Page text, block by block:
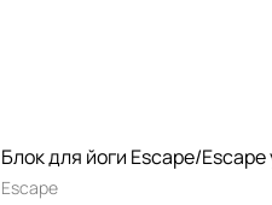
Блок для йоги Escape/Escape
Escape